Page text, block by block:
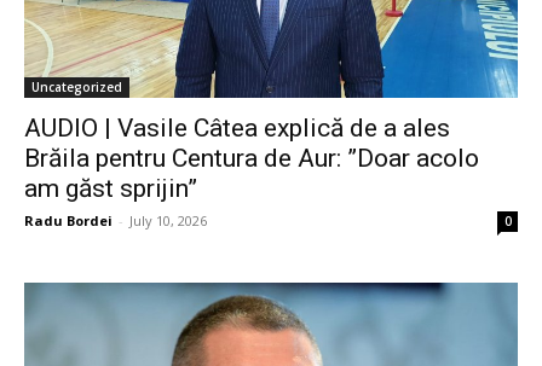
Uncategorized
AUDIO | Vasile Câtea explică de a ales
Brăila pentru Centura de Aur: ”Doar acolo
am găst sprijin”
Radu Bordei - July 10, 2026 0